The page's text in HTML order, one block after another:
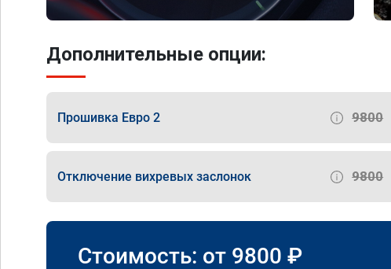
Дополнительные опции:
Прошивка Евро 2 9800
Отключение вихревых заслонок 9800
Стоимость: от 9800 ₽